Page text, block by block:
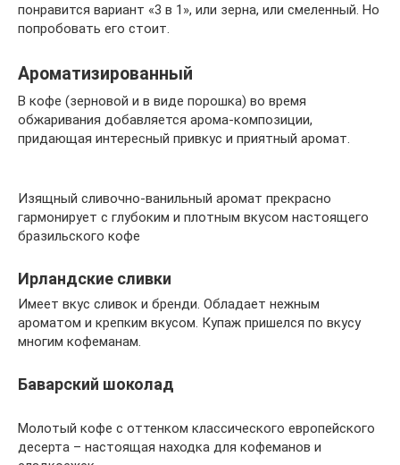
понравится вариант «3 в 1», или зерна, или смеленный. Но
попробовать его стоит.
Ароматизированный
В кофе (зерновой и в виде порошка) во время
обжаривания добавляется арома-композиции,
придающая интересный привкус и приятный аромат.
Изящный сливочно-ванильный аромат прекрасно
гармонирует с глубоким и плотным вкусом настоящего
бразильского кофе
Ирландские сливки
Имеет вкус сливок и бренди. Обладает нежным
ароматом и крепким вкусом. Купаж пришелся по вкусу
многим кофеманам.
Баварский шоколад
Молотый кофе с оттенком классического европейского
десерта – настоящая находка для кофеманов и